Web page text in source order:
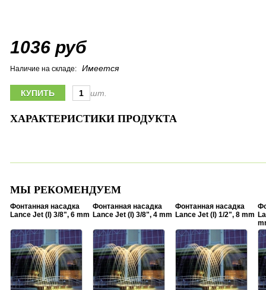
1036 руб
Наличие на складе: Имеется
шт.
ХАРАКТЕРИСТИКИ ПРОДУКТА
МЫ РЕКОМЕНДУЕМ
Фонтанная насадка
Lance Jet (I) 3/8", 6 mm
Фонтанная насадка
Lance Jet (I) 3/8", 4 mm
Фонтанная насадка
Lance Jet (I) 1/2", 8 mm